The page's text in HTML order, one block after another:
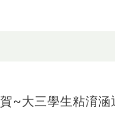
賀~大三學生粘淯涵